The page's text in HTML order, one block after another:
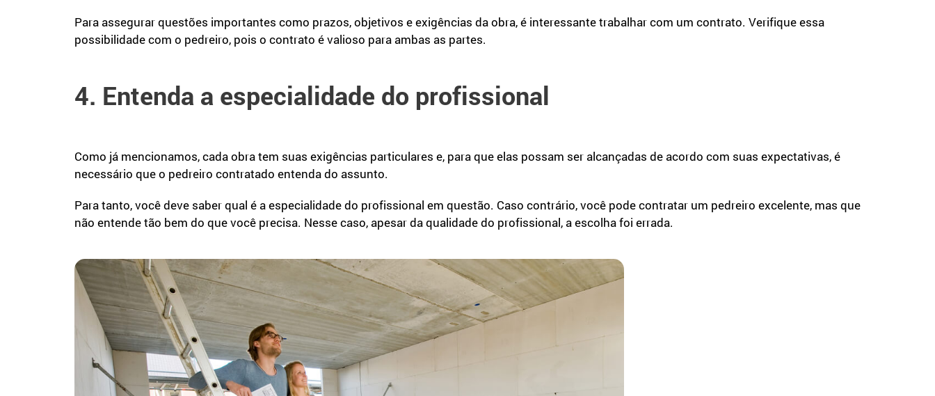
Para assegurar questões importantes como prazos, objetivos e exigências da obra, é interessante trabalhar com um contrato. Verifique essa
possibilidade com o pedreiro, pois o contrato é valioso para ambas as partes.
4. Entenda a especialidade do profissional
Como já mencionamos, cada obra tem suas exigências particulares e, para que elas possam ser alcançadas de acordo com suas expectativas, é
necessário que o pedreiro contratado entenda do assunto.
Para tanto, você deve saber qual é a especialidade do profissional em questão. Caso contrário, você pode contratar um pedreiro excelente, mas que
não entende tão bem do que você precisa. Nesse caso, apesar da qualidade do profissional, a escolha foi errada.